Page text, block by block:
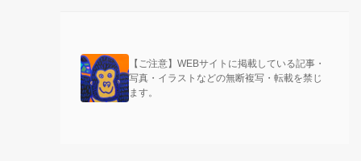
【ご注意】WEBサイトに掲載している記事・
写真・イラストなどの無断複写・転載を禁じ
ます。